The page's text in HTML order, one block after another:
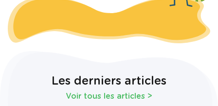
Les derniers articles
Voir tous les articles >